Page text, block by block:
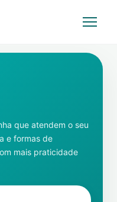
que atendem o seu
e formas de
mais praticidade